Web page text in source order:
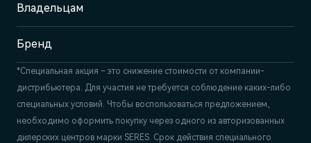
Сервис
+7 (843) 558-22-74
Владельцам
Бренд
*Специальная акция – это снижение стоимости от компании-
дистрибьютера. Для участия не требуется соблюдение каких-либо
специальных условий. Чтобы воспользоваться предложением,
необходимо оформить покупку через одного из авторизованных
дилерских центров марки SERES. Срок действия специального